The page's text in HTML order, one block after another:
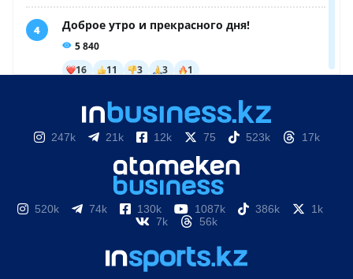
247k 21k 12k 75 523k 17k
520k 74k 130k 1087k 386k
1k
7k
56k